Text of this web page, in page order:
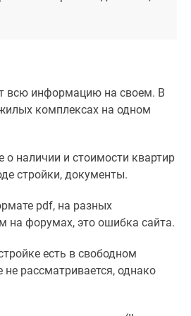
всю информацию на своем. В
комплексах на одном
наличии и стоимости квартир
стройки, документы.
pdf, на разных
на форумах, это ошибка сайта.
есть в свободном
рассматривается, однако